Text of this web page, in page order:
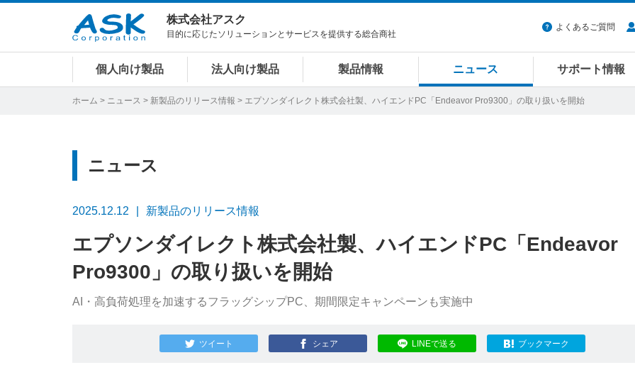
株式会社アスク
目的に応じたソリューションとサービスを提供する総合商社
よくあるご質問
個人向け製品 法人向け製品 製品情報 ニュース サポート情報
ホーム > ニュース > 新製品のリリース情報 > エプソンダイレクト株式会社製、ハイエンドPC「Endeavor Pro9300」の取り扱いを開始
ニュース
2025.12.12 新製品のリリース情報
エプソンダイレクト株式会社製、ハイエンドPC「Endeavor
Pro9300」の取り扱いを開始
AI・高負荷処理を加速するフラッグシップPC、期間限定キャンペーンも実施中
ツイート シェア LINEで送る ブックマーク